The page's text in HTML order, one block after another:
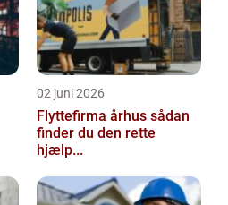
02 juni 2026
Flyttefirma århus sådan
finder du den rette
hjælp...